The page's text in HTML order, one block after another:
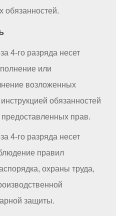
обязанностей.
4-го разряда несет
или
возложенных
обязанностей
прав.
4-го разряда несет
правил
охраны труда,
защиты.